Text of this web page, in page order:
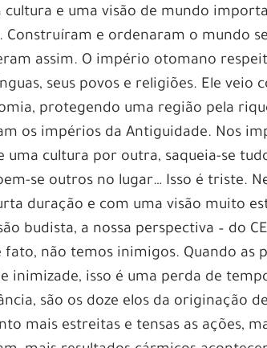
cultura e uma visão de mundo
Construíram e ordenaram o mundo
assim. O império otomano
seus povos e religiões. Ele veio
protegendo uma região pela
os impérios da Antiguidade. Nos
uma cultura por outra, saqueia-se
se outros no lugar… Isso é triste.
duração e com uma visão muito
budista, a nossa perspectiva – do
fato, não temos inimigos. Quando as
inimizade, isso é uma perda de
são os doze elos da originação
mais estreitas e tensas as ações,